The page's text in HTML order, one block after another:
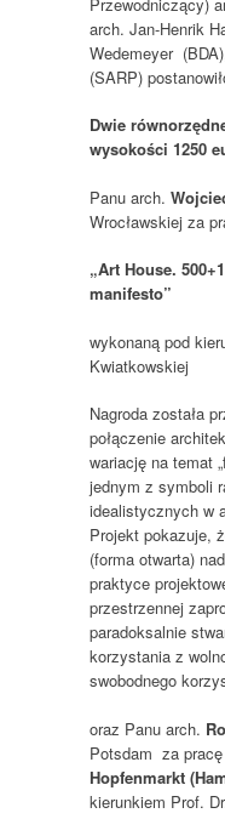
arch. Jan-Henrik
Wedemeyer
(SARP)
Dwie
wysokości 1250
Panu arch.
Wrocławskiej za
„Art House.
manifesto”
wykonaną pod
Kwiatkowskiej
Nagroda została
połączenie
wariację na temat
jednym z symboli
idealistycznych w
Projekt pokazuje,
(forma otwarta)
praktyce
przestrzennej
paradoksalnie
korzystania z
swobodnego
oraz Panu arch.
Potsdam za
Hopfenmarkt
kierunkiem Prof.